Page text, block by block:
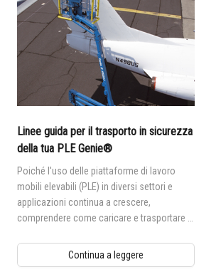
Linee guida per il trasporto in sicurezza
della tua PLE Genie®
Poiché l'uso delle piattaforme di lavoro
mobili elevabili (PLE) in diversi settori e
applicazioni continua a crescere,
comprendere come caricare e trasportare in
essenziale per la sicurezza, oltre che per
proteggere il tuo investimento.
Continua a leggere